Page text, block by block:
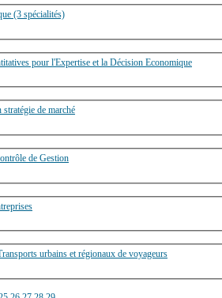
(3 spécialités)
pour l'Expertise et la Décision Economique
de marché
de Gestion
Economie et Management : Spécialité Transports urbains et régionaux de voyageurs